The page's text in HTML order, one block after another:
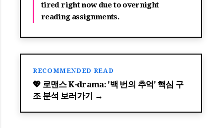
tired right now due to overnight
reading assignments.
RECOMMENDED READ
💖 로맨스 K-drama: '백 번의 추억' 핵심 구
조 분석 보러가기 →